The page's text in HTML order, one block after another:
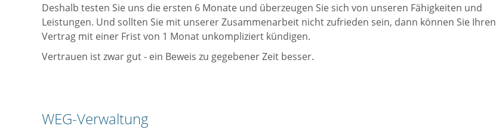
Deshalb testen Sie uns die ersten 6 Monate und überzeugen Sie sich von unseren Fähigkeiten und
Leistungen. Und sollten Sie mit unserer Zusammenarbeit nicht zufrieden sein, dann können Sie Ihren
Vertrag mit einer Frist von 1 Monat unkompliziert kündigen.
Vertrauen ist zwar gut - ein Beweis zu gegebener Zeit besser.
WEG-Verwaltung